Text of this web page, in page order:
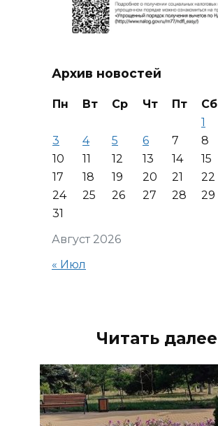
Архив новостей
Август 2026
Пн Вт Ср Чт Пт Сб
1
3
4 5 6 7 8
10
11 12 13 14 15
17
18 19 20 21 22
24
25 26 27 28 29
31
« Июл
Читать далее